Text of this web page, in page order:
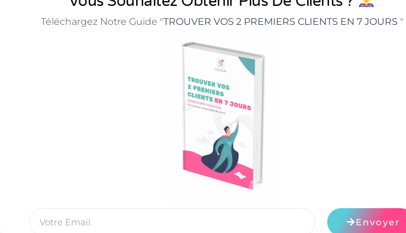
Téléchargez Notre Guide "TROUVER VOS 2 PREMIERS CLIENTS EN 7 JOURS "
Envoyer